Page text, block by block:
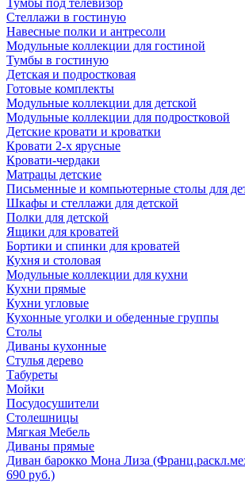
Тумбы под телевизор
Стеллажи в гостиную
Навесные полки и антресоли
Модульные коллекции для гостиной
Тумбы в гостиную
Детская и подростковая
Готовые комплекты
Модульные коллекции для детской
Модульные коллекции для подростковой
Детские кровати и кроватки
Кровати 2-х ярусные
Кровати-чердаки
Матрацы детские
Письменные и компьютерные столы для
Шкафы и стеллажи для детской
Полки для детской
Ящики для кроватей
Бортики и спинки для кроватей
Кухня и столовая
Модульные коллекции для кухни
Кухни прямые
Кухни угловые
Кухонные уголки и обеденные группы
Столы
Диваны кухонные
Стулья дерево
Табуреты
Мойки
Посудосушители
Столешницы
Мягкая Мебель
Диваны прямые
Диван барокко Мона Лиза
690 руб.)